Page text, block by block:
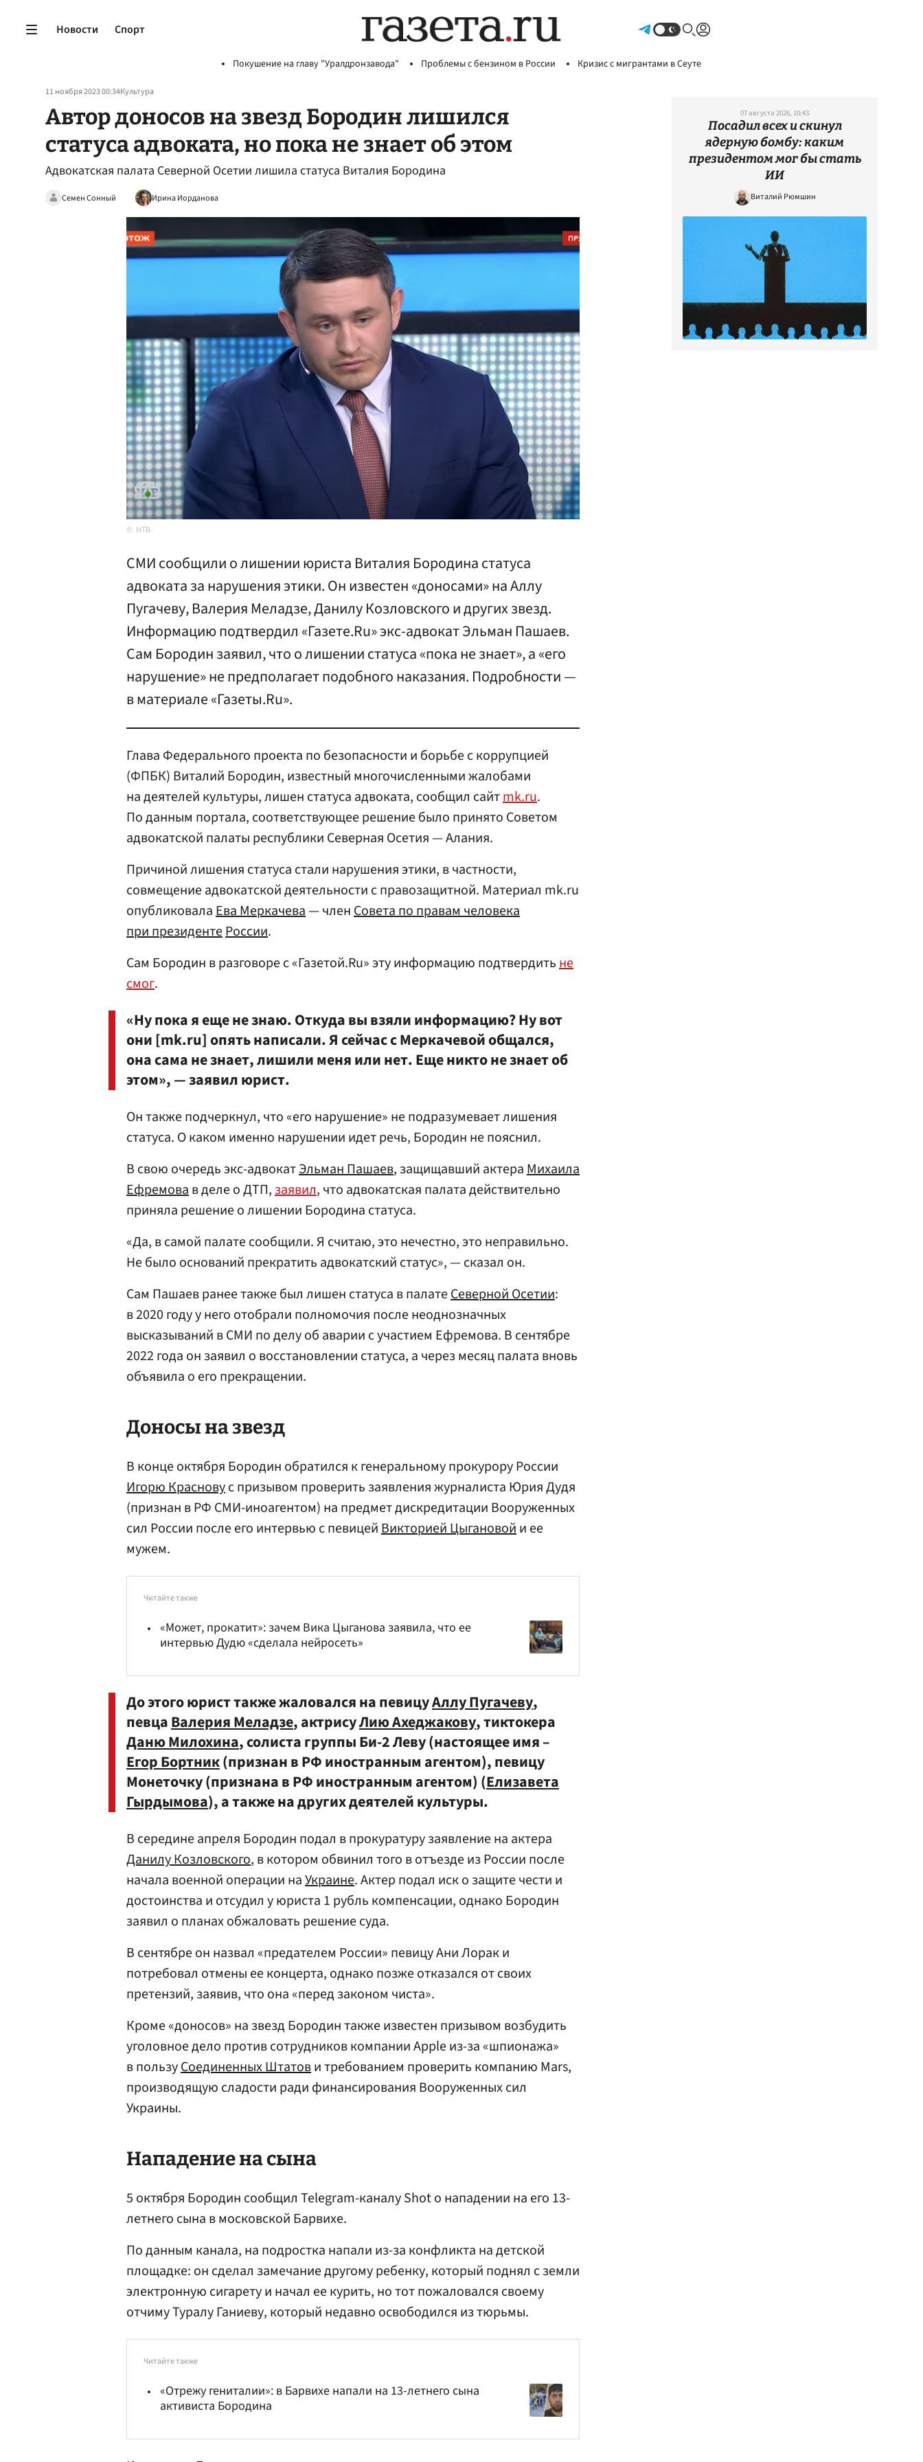
Новости Спорт
Покушение на главу "Уралдронзавода" Проблемы с бензином в России Кризис с мигрантами в Сеуте
11 ноября 2023 00:34Культура
Автор доносов на звезд Бородин лишился
статуса адвоката, но пока не знает об этом
Адвокатская палата Северной Осетии лишила статуса Виталия Бородина
Семен Сонный Ирина Иорданова
НТВ
СМИ сообщили о лишении юриста Виталия Бородина статуса
адвоката за нарушения этики. Он известен «доносами» на Аллу
Пугачеву, Валерия Меладзе, Данилу Козловского и других звезд.
Информацию подтвердил «Газете.Ru» экс-адвокат Эльман Пашаев.
Сам Бородин заявил, что о лишении статуса «пока не знает», а «его
нарушение» не предполагает подобного наказания. Подробности —
в материале «Газеты.Ru».
Глава Федерального проекта по безопасности и борьбе с коррупцией
(ФПБК) Виталий Бородин, известный многочисленными жалобами
на деятелей культуры, лишен статуса адвоката, сообщил сайтmk.ru.
По данным портала, соответствующее решение было принято Советом
адвокатской палаты республики Северная Осетия — Алания.
Причиной лишения статуса стали нарушения этики, в частности,
совмещение адвокатской деятельности с правозащитной. Материал mk.ru
опубликовалаЕва Меркачева— членСовета по правам человека
при президентеРоссии.
Сам Бородин в разговоре с «Газетой.Ru» эту информацию подтвердитьне
смог.
«Ну пока я еще не знаю. Откуда вы взяли информацию? Ну вот
они [mk.ru] опять написали. Я сейчас с Меркачевой общался,
она сама не знает, лишили меня или нет. Еще никто не знает об
этом», — заявил юрист.
Он также подчеркнул, что «его нарушение» не подразумевает лишения
статуса. О каком именно нарушении идет речь, Бородин не пояснил.
В свою очередь экс-адвокатЭльман Пашаев, защищавший актераМихаила
Ефремовав деле о ДТП,заявил, что адвокатская палата действительно
приняла решение о лишении Бородина статуса.
«Да, в самой палате сообщили. Я считаю, это нечестно, это неправильно.
Не было оснований прекратить адвокатский статус», — сказал он.
Сам Пашаев ранее также был лишен статуса в палатеСеверной Осетии:
в 2020 году у него отобрали полномочия после неоднозначных
высказываний в СМИ по делу об аварии с участием Ефремова. В сентябре
2022 года он заявил о восстановлении статуса, а через месяц палата вновь
объявила о его прекращении.
Доносы на звезд
В конце октября Бородин обратился к генеральному прокурору России
Игорю Красновус призывом проверить заявления журналиста Юрия Дудя
(признан в РФ СМИ-иноагентом) на предмет дискредитации Вооруженных
сил России после его интервью с певицейВикторией Цыгановойи ее
мужем.
Читайте также
«Может, прокатит»: зачем Вика Цыганова заявила, что ее
интервью Дудю «сделала нейросеть»
До этого юрист также жаловался на певицуАллу Пугачеву,
певцаВалерия Меладзе, актрисуЛию Ахеджакову, тиктокера
Даню Милохина, солиста группы Би-2 Леву (настоящее имя –
Егор Бортник(признан в РФ иностранным агентом), певицу
Монеточку (признана в РФ иностранным агентом) (Елизавета
Гырдымова), а также на других деятелей культуры.
В середине апреля Бородин подал в прокуратуру заявление на актера
Данилу Козловского, в котором обвинил того в отъезде из России после
начала военной операции наУкраине. Актер подал иск о защите чести и
достоинства и отсудил у юриста 1 рубль компенсации, однако Бородин
заявил о планах обжаловать решение суда.
В сентябре он назвал «предателем России» певицу Ани Лорак и
потребовал отмены ее концерта, однако позже отказался от своих
претензий, заявив, что она «перед законом чиста».
Кроме «доносов» на звезд Бородин также известен призывом возбудить
уголовное дело против сотрудников компании Apple из-за «шпионажа»
в пользуСоединенных Штатови требованием проверить компанию Mars,
производящую сладости ради финансирования Вооруженных сил
Украины.
Нападение на сына
5 октября Бородин сообщил Telegram-каналу Shot о нападении на его 13-
летнего сына в московской Барвихе.
По данным канала, на подростка напали из-за конфликта на детской
площадке: он сделал замечание другому ребенку, который поднял с земли
электронную сигарету и начал ее курить, но тот пожаловался своему
отчиму Туралу Ганиеву, который недавно освободился из тюрьмы.
Читайте также
«Отрежу гениталии»: в Барвихе напали на 13-летнего сына
активиста Бородина
07 августа 2026, 10:43
Посадил всех и скинул
ядерную бомбу: каким
президентом мог бы стать
ИИ
Виталий Рюмшин